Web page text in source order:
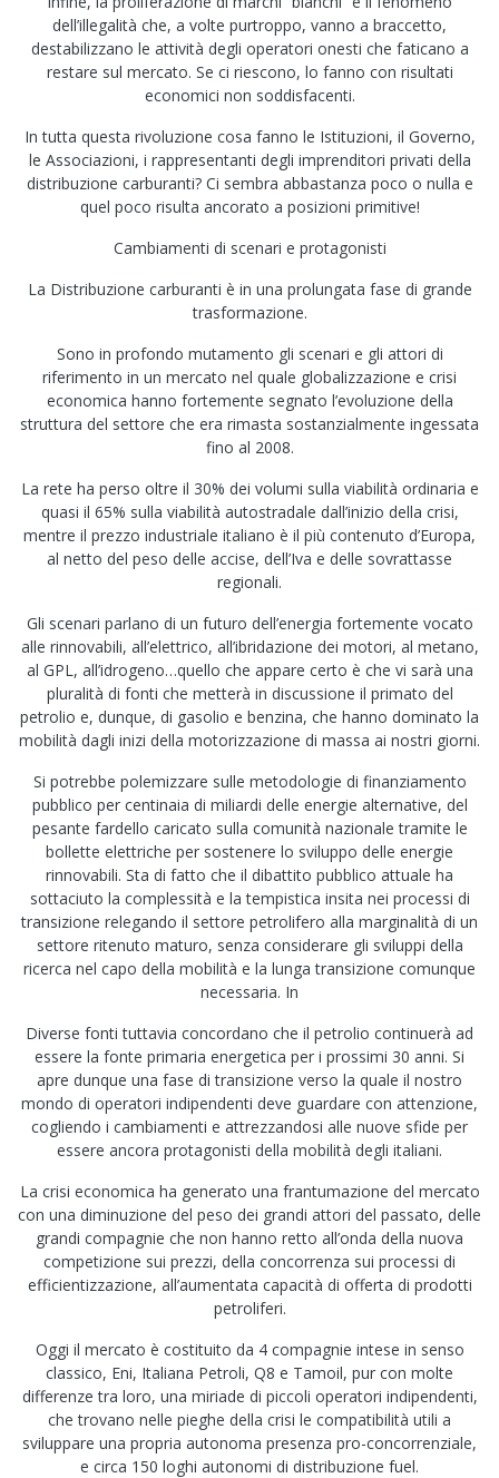
dell’illegalità che, a volte purtroppo, vanno a braccetto,
destabilizzano le attività degli operatori onesti che faticano a
restare sul mercato. Se ci riescono, lo fanno con risultati
economici non soddisfacenti.
In tutta questa rivoluzione cosa fanno le Istituzioni, il Governo,
le Associazioni, i rappresentanti degli imprenditori privati della
distribuzione carburanti? Ci sembra abbastanza poco o nulla e
quel poco risulta ancorato a posizioni primitive!
Cambiamenti di scenari e protagonisti
La Distribuzione carburanti è in una prolungata fase di grande
trasformazione.
Sono in profondo mutamento gli scenari e gli attori di
riferimento in un mercato nel quale globalizzazione e crisi
economica hanno fortemente segnato l’evoluzione della
struttura del settore che era rimasta sostanzialmente ingessata
fino al 2008.
La rete ha perso oltre il 30% dei volumi sulla viabilità ordinaria e
quasi il 65% sulla viabilità autostradale dall’inizio della crisi,
mentre il prezzo industriale italiano è il più contenuto d’Europa,
al netto del peso delle accise, dell’Iva e delle sovrattasse
regionali.
Gli scenari parlano di un futuro dell’energia fortemente vocato
alle rinnovabili, all’elettrico, all’ibridazione dei motori, al metano,
al GPL, all’idrogeno…quello che appare certo è che vi sarà una
pluralità di fonti che metterà in discussione il primato del
petrolio e, dunque, di gasolio e benzina, che hanno dominato la
mobilità dagli inizi della motorizzazione di massa ai nostri giorni.
Si potrebbe polemizzare sulle metodologie di finanziamento
pubblico per centinaia di miliardi delle energie alternative, del
pesante fardello caricato sulla comunità nazionale tramite le
bollette elettriche per sostenere lo sviluppo delle energie
rinnovabili. Sta di fatto che il dibattito pubblico attuale ha
sottaciuto la complessità e la tempistica insita nei processi di
transizione relegando il settore petrolifero alla marginalità di un
settore ritenuto maturo, senza considerare gli sviluppi della
ricerca nel capo della mobilità e la lunga transizione comunque
necessaria. In
Diverse fonti tuttavia concordano che il petrolio continuerà ad
essere la fonte primaria energetica per i prossimi 30 anni. Si
apre dunque una fase di transizione verso la quale il nostro
mondo di operatori indipendenti deve guardare con attenzione,
cogliendo i cambiamenti e attrezzandosi alle nuove sfide per
essere ancora protagonisti della mobilità degli italiani.
La crisi economica ha generato una frantumazione del mercato
con una diminuzione del peso dei grandi attori del passato, delle
grandi compagnie che non hanno retto all’onda della nuova
competizione sui prezzi, della concorrenza sui processi di
efficientizzazione, all’aumentata capacità di offerta di prodotti
petroliferi.
Oggi il mercato è costituito da 4 compagnie intese in senso
classico, Eni, Italiana Petroli, Q8 e Tamoil, pur con molte
differenze tra loro, una miriade di piccoli operatori indipendenti,
che trovano nelle pieghe della crisi le compatibilità utili a
sviluppare una propria autonoma presenza pro-concorrenziale,
e circa 150 loghi autonomi di distribuzione fuel.